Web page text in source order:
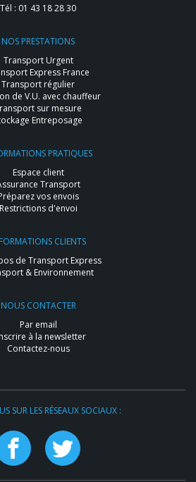
Tél : 01 43 18 28 30
NOS PRESTATIONS
Transport Urgent
Express France
Transport régulier
de V.U. avec chauffeur
sur mesure
Entreposage
PRATIQUES
Espace client
Transport
vos envois
Restrictions d'envoi
CLIENTS
de Transport Express
& Environnement
NOUS CONTACTER
Par email
à la newsletter
Contactez-nous
SUR LES RÉSEAUX SOCIAUX :